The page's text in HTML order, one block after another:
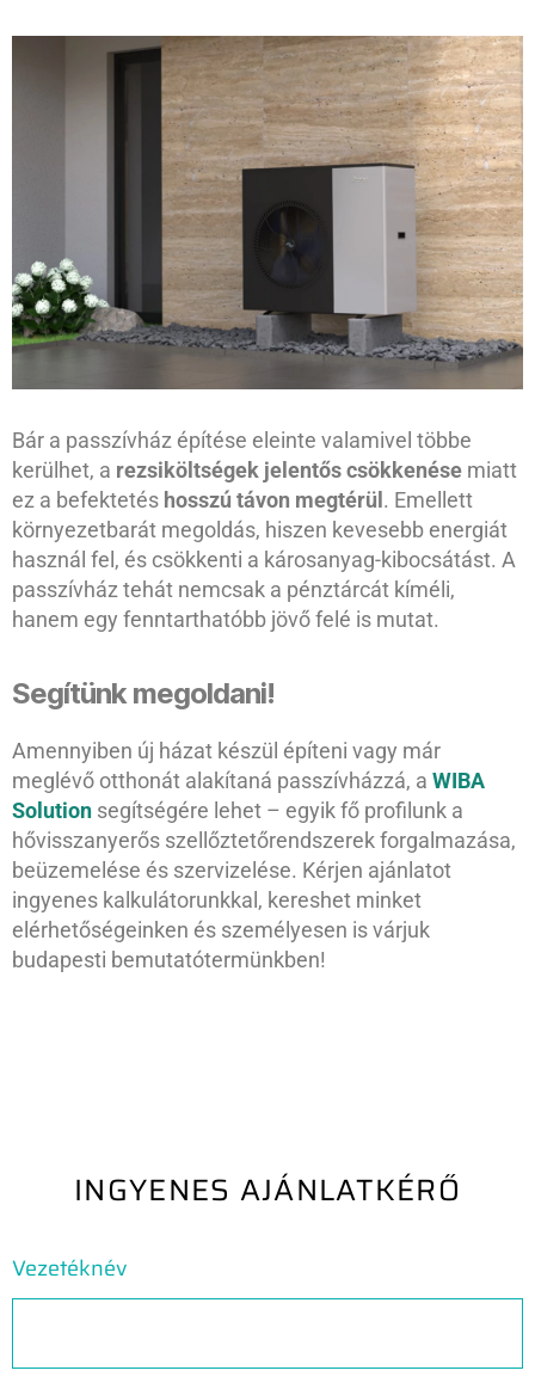
Bár a passzívház építése eleinte valamivel többe
kerülhet, a rezsiköltségek jelentős csökkenése miatt
ez a befektetés hosszú távon megtérül. Emellett
környezetbarát megoldás, hiszen kevesebb energiát
használ fel, és csökkenti a károsanyag-kibocsátást. A
passzívház tehát nemcsak a pénztárcát kíméli,
hanem egy fenntarthatóbb jövő felé is mutat.
Segítünk megoldani!
Amennyiben új házat készül építeni vagy már
meglévő otthonát alakítaná passzívházzá, a WIBA
Solution segítségére lehet – egyik fő profilunk a
hővisszanyerős szellőztetőrendszerek forgalmazása,
beüzemelése és szervizelése. Kérjen ajánlatot
ingyenes kalkulátorunkkal, kereshet minket
elérhetőségeinken és személyesen is várjuk
budapesti bemutatótermünkben!
INGYENES AJÁNLATKÉRŐ
Vezetéknév